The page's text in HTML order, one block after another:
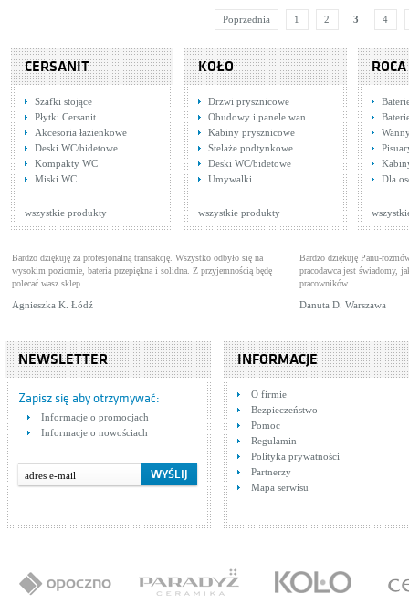
Poprzednia 1 2 3 4
CERSANIT
Szafki stojące
Płytki Cersanit
Akcesoria łazienkowe
Deski WC/bidetowe
Kompakty WC
Miski WC
wszystkie produkty
KOŁO
Drzwi prysznicowe
Obudowy i panele wan…
Kabiny prysznicowe
Stelaże podtynkowe
Deski WC/bidetowe
Umywalki
wszystkie produkty
ROCA
Dla
Bardzo dziękuję za profesjonalną transakcję. Wszystko odbyło się na
wysokim poziomie, bateria przepiękna i solidna. Z przyjemnością będę
polecać wasz sklep.
Agnieszka K. Łódź
Bardzo dziękuję Panu-
pracodawca jest świadomy,
pracowników.
Danuta D. Warszawa
NEWSLETTER
Zapisz się aby otrzymywać:
Informacje o promocjach
Informacje o nowościach
INFORMACJE
O firmie
Bezpieczeństwo
Pomoc
Regulamin
Polityka prywatności
Partnerzy
Mapa serwisu